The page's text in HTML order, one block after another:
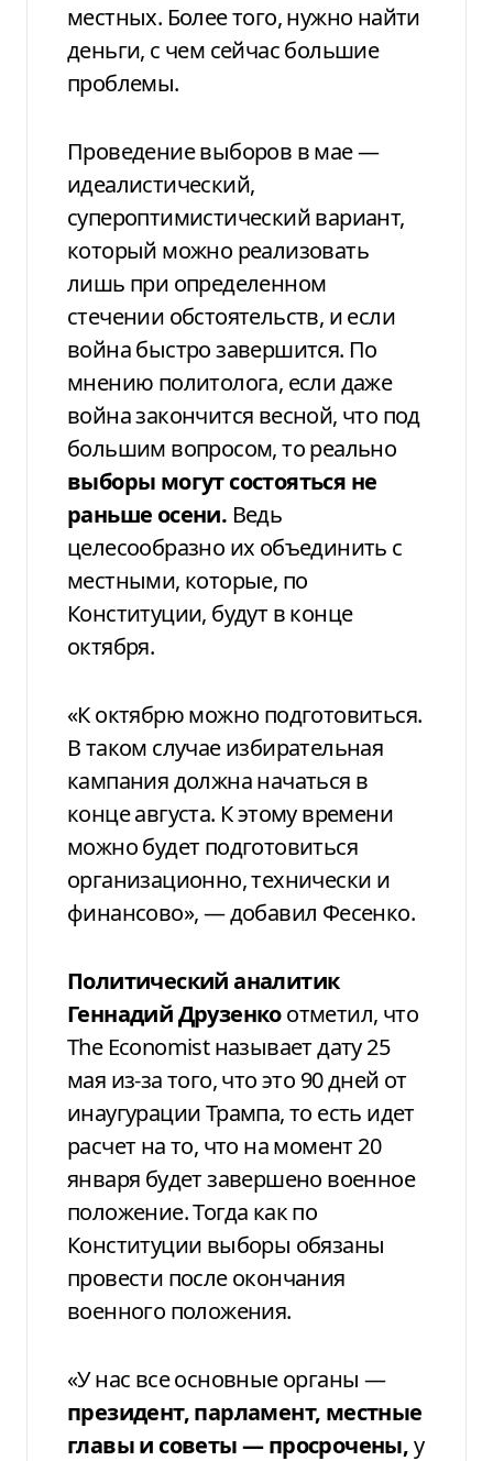
местных. Более того, нужно найти
деньги, с чем сейчас большие
проблемы.
Проведение выборов в мае —
идеалистический,
супероптимистический вариант,
который можно реализовать
лишь при определенном
стечении обстоятельств, и если
война быстро завершится. По
мнению политолога, если даже
война закончится весной, что под
большим вопросом, то реально
выборы могут состояться не
раньше осени. Ведь
целесообразно их объединить с
местными, которые, по
Конституции, будут в конце
октября.
«К октябрю можно подготовиться.
В таком случае избирательная
кампания должна начаться в
конце августа. К этому времени
можно будет подготовиться
организационно, технически и
финансово», — добавил Фесенко.
Политический аналитик
Геннадий Друзенкоотметил, что
The Economist называет дату 25
мая из-за того, что это 90 дней от
инаугурации Трампа, то есть идет
расчет на то, что на момент 20
января будет завершено военное
положение. Тогда как по
Конституции выборы обязаны
провести после окончания
военного положения.
«У нас все основные органы —
президент, парламент, местные
главы и советы — просрочены,у